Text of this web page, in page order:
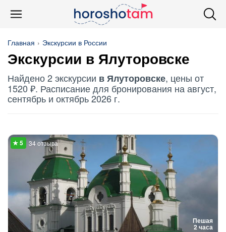
Главная Экскурсии в России
Экскурсии в Ялуторовске
Найдено 2 экскурсии в Ялуторовске, цены от
1520 ₽. Расписание для бронирования на август,
сентябрь и октябрь 2026 г.
Пешая
2 часа
34 отзыва